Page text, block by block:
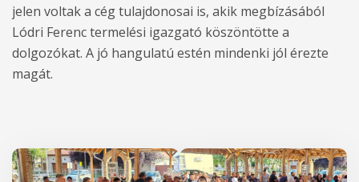
jelen voltak a cég tulajdonosai is, akik megbízásából
Lódri Ferenc termelési igazgató köszöntötte a
dolgozókat. A jó hangulatú estén mindenki jól érezte
magát.